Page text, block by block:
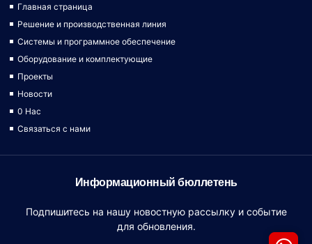
Главная страница
Решение и производственная линия
Системы и программное обеспечение
Оборудование и комплектующие
Проекты
Новости
0 Hac
Связаться с нами
Информационный бюллетень
Подпишитесь на нашу новостную рассылку и событие
для обновления.